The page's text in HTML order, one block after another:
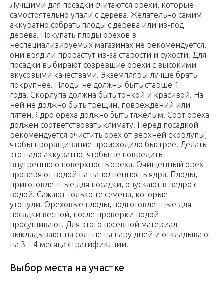
Лучшими для посадки считаются орехи, которые
самостоятельно упали с дерева. Желательно самим
аккуратно собрать плоды с дерева или из-под
дерева. Покупать плоды орехов в
неспециализируемых магазинах не рекомендуется,
они вряд ли прорастут из-за старости и сухости. Для
посадки выбирают созревшие орехи с высокими
вкусовыми качествами. Экземпляры лучше брать
покрупнее. Плоды не должны быть старше 1
года. Скорлупа должна быть тонкой и красивой. На
ней не должно быть трещин, повреждений или
пятен. Ядро ореха должно быть тяжелым. Сорт ореха
должен соответствовать климату. Перед посадкой
рекомендуется очистить орех от верхней скорлупы,
чтобы проращивание происходило быстрее. Делать
это надо аккуратно, чтобы не повредить
внутреннюю поверхность ореха. Очищенный орех
проверяют водой на наполненность ядра. Плоды,
приготовленные для посадки, опускают в ведро с
водой. Сажают только те семена, которые
утонули. Ореховые плоды, подготовленные для
посадки весной, после проверки водой
просушивают. Для этого посевной материал
выкладывают на солнце на пару дней и откладывают
на 3 – 4 месяца стратификации.
Выбор места на участке